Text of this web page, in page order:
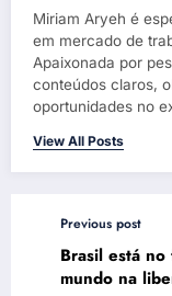
Miriam Aryeh é
em mercado de
Apaixonada por
conteúdos claros,
oportunidades no
View All Posts
Previous post
Brasil está
mundo na